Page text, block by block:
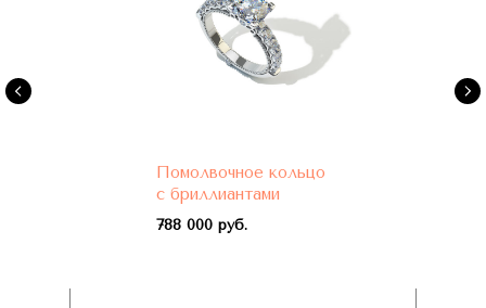
Помолвочное кольцо
с бриллиантами
788 000 руб.